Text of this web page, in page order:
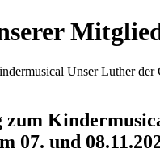
zum
07. und